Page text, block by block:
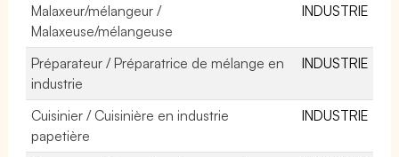
Malaxeur/mélangeur /
Malaxeuse/mélangeuse
INDUSTRIE
Préparateur / Préparatrice de mélange en
industrie
INDUSTRIE
Cuisinier / Cuisinière en industrie
papetière
INDUSTRIE